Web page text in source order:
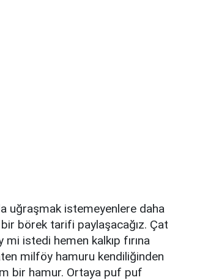
uğraşmak istemeyenlere daha
börek tarifi paylaşacağız. Çat
istedi hemen kalkıp fırına
milföy hamuru kendiliğinden
bir hamur. Ortaya puf puf